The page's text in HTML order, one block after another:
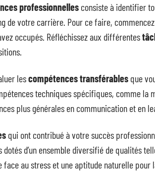
professionnelles consiste à identifier
de votre carrière. Pour ce faire,
occupés. Réfléchissez aux différentes
lescompétences transférables que
techniques spécifiques, comme la
plus générales en communication et en
qui ont contribué à votre succès
d’un ensemble diversifié de qualités
au stress et une aptitude naturelle pour